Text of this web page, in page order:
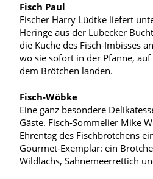
Fisch Paul
Fischer Harry Lüdtke liefert
Heringe aus der Lübecker
die Küche des Fisch-Imbisses
wo sie sofort in der Pfanne,
dem Brötchen landen.
Fisch-Wöbke
Eine ganz besondere
Gäste. Fisch-Sommelier Mike
Ehrentag des Fischbrötchens
Gourmet-Exemplar: ein
Wildlachs, Sahnemeerrettich